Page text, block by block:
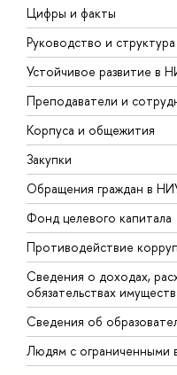
Цифры и факты
Руководство и структура
Устойчивое развитие в
Преподаватели и
Корпуса и общежития
Закупки
Обращения граждан в
Фонд целевого капитала
Противодействие
Сведения о доходах,
обязательствах
Сведения об
Людям с ограниченными